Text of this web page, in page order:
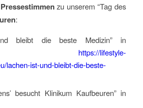
Pressestimmenzu unserem “Tag des
:
bleibt die beste Medizin” in
https://lifestyle-
lachen-ist-und-bleibt-die-beste-
besucht Klinikum Kaufbeuren” in